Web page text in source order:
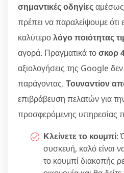
σημαντικές οδηγίες
πρέπει να παραλείψουμε ότι
καλύτερολόγο ποιότητας
αγορά. Πραγματικά τοσκορ
αξιολογήσεις της Google δεν
παράγοντας. Τουναντίον
επιβράβευση πελατών για
προσφερόμενης υπηρεσίας
Κλείνετε το κουμπί:
συσκευή, καλό είναι
το κουμπί διακοπής